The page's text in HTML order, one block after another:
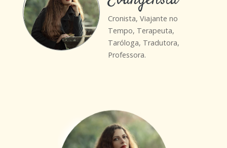
Cronista, Viajante no
Tempo, Terapeuta,
Taróloga, Tradutora,
Professora.